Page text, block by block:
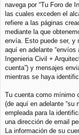
navega por “Tu Foro de
las cuales exceden el
refiere a las páginas
mediante la que
envía. Esto puede ser, y
aquí en adelante “envíos
Ingenieria Civil +
cuenta”) y mensajes
mientras se haya
Tu cuenta como mínimo
(de aquí en adelante “su
empleada para la
una dirección de email
La información de su